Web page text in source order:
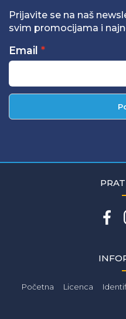
Prijavite se na naš
svim promocijama i
Email
Početna Licenca